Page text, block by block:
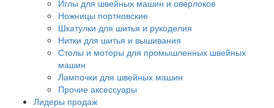
Иглы для швейных машин и оверлоков
Ножницы портновские
Шкатулки для шитья и рукоделия
Нитки для шитья и вышивания
Столы и моторы для промышленных швейных
машин
Лампочки для швейных машин
Прочие аксессуары
Лидеры продаж